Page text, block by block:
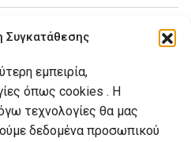
Συγκατάθεσης
εμπειρία,
όπως cookies . Η
τεχνολογίες θα μας
δεδομένα προσωπικού